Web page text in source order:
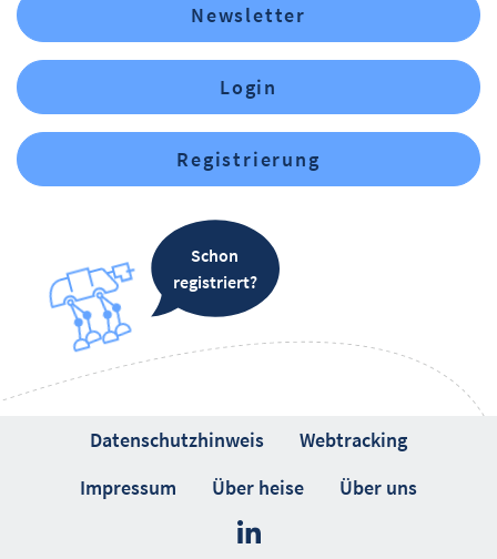
Newsletter
Login
Registrierung
Schon
registriert?
Datenschutzhinweis
Webtracking
Impressum
Über heise Über uns